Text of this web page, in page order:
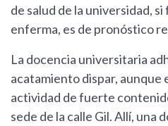
de salud de la universidad,
enferma, es de pronóstico
La docencia universitaria
acatamiento dispar, aunque
actividad de fuerte
sede de la calle Gil. Allí, una